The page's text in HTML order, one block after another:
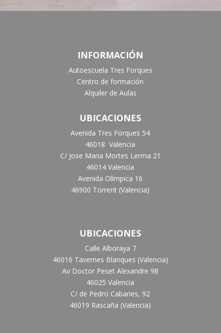
INFORMACIÓN
Autoescuela Tres Forques
Centro de formación
Alquiler de Aulas
UBICACIONES
Avenida Tres Forques 54
46018 Valencia
C/ Jose Maria Mortes Lerma 21
46014 Valencia
Avenida Olímpica 16
46900 Torrent (Valencia)
UBICACIONES
Calle Alboraya 7
46016 Tavernes Blanques (Valencia)
Av Doctor Peset Alexandre 98
46025 Valencia
C/ de Pedro Cabanes, 92
46019 Rascaña (Valencia)